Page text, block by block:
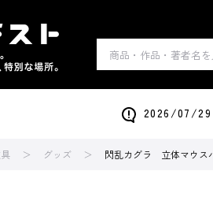
2026/07/29
グッズ 閃乱カグラ 立体マウス